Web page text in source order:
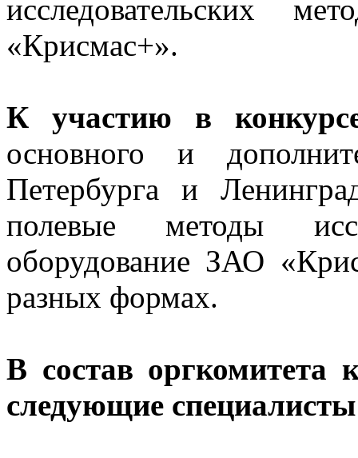
исследовательских
«Крисмас+».
К участию в
основного и
Петербурга и
полевые методы
оборудование ЗАО
разных формах.
В состав оргкомитета
следующие